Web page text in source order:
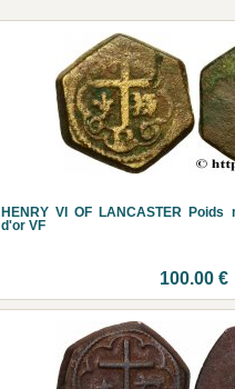
HENRY VI OF LANCASTER
d'or VF
100.00 €